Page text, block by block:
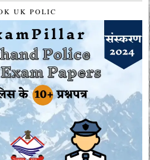
UK POLIC